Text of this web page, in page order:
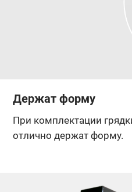
Держат форму
При комплектации
отлично держат форму.